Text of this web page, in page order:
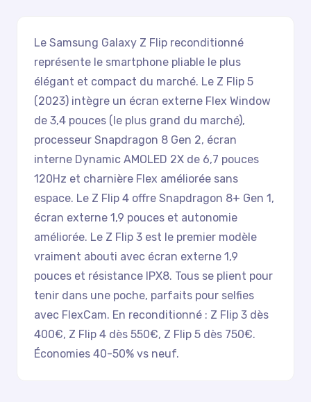
Le Samsung Galaxy Z Flip reconditionné
représente le smartphone pliable le plus
élégant et compact du marché. Le Z Flip 5
(2023) intègre un écran externe Flex Window
de 3,4 pouces (le plus grand du marché),
processeur Snapdragon 8 Gen 2, écran
interne Dynamic AMOLED 2X de 6,7 pouces
120Hz et charnière Flex améliorée sans
espace. Le Z Flip 4 offre Snapdragon 8+ Gen 1,
écran externe 1,9 pouces et autonomie
améliorée. Le Z Flip 3 est le premier modèle
vraiment abouti avec écran externe 1,9
pouces et résistance IPX8. Tous se plient pour
tenir dans une poche, parfaits pour selfies
avec FlexCam. En reconditionné : Z Flip 3 dès
400€, Z Flip 4 dès 550€, Z Flip 5 dès 750€.
Économies 40-50% vs neuf.